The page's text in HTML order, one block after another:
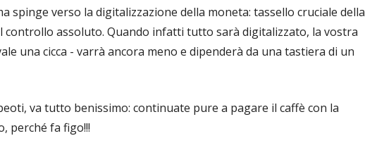
spinge verso la digitalizzazione della moneta: tassello cruciale della
assoluto. Quando infatti tutto sarà digitalizzato, la vostra
una cicca - varrà ancora meno e dipenderà da una tastiera di un
va tutto benissimo: continuate pure a pagare il caffè con la
perché fa figo!!!